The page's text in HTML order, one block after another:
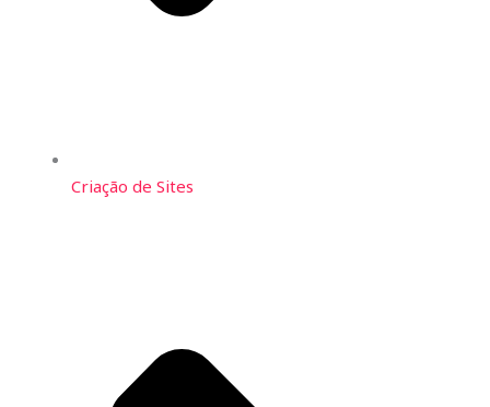
Criação de Sites